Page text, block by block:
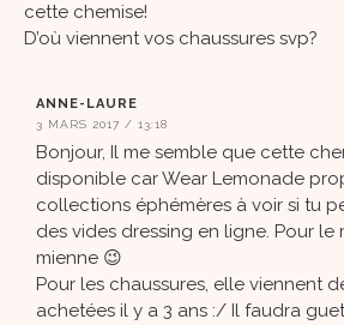
cette chemise!
D’où viennent vos chaussures svp?
ANNE-LAURE
3 MARS 2017 / 13:18
Bonjour, Il me semble que cette
disponible car Wear Lemonade
collections éphémères à voir si tu
des vides dressing en ligne. Pour
mienne 😉
Pour les chaussures, elle viennent
achetées il y a 3 ans :/ Il faudra